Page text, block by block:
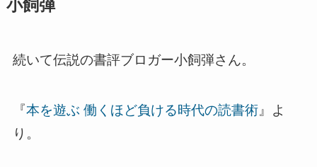
小飼弾
続いて伝説の書評ブロガー小飼弾さん。
『本を遊ぶ 働くほど負ける時代の読書術』よ
り。